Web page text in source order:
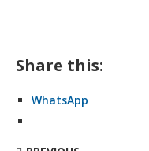
Share this:
WhatsApp